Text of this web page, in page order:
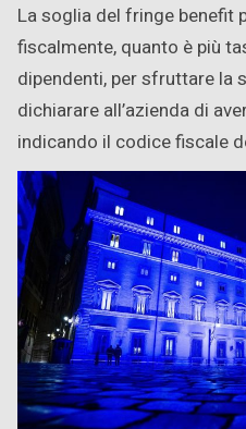
La soglia del fringe benefit
fiscalmente, quanto è più
dipendenti, per sfruttare la
dichiarare all’azienda di
indicando il codice fiscale